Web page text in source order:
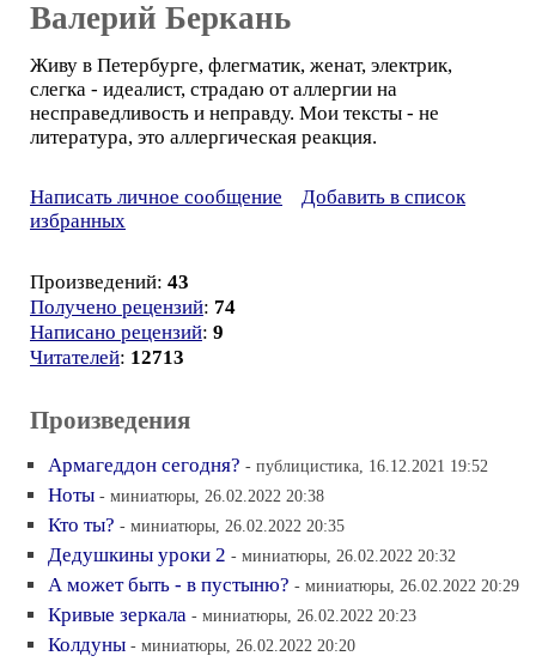
Валерий Беркань
Живу в Петербурге, флегматик, женат, электрик,
слегка - идеалист, страдаю от аллергии на
несправедливость и неправду. Мои тексты - не
литература, это аллергическая реакция.
Написать личное сообщение
Добавить в список
избранных
Произведений: 43
Получено рецензий: 74
Написано рецензий: 9
Читателей: 12713
Произведения
Армагеддон сегодня? - публицистика, 16.12.2021 19:52
Ноты - миниатюры, 26.02.2022 20:38
Кто ты? - миниатюры, 26.02.2022 20:35
Дедушкины уроки 2 - миниатюры, 26.02.2022 20:32
А может быть - в пустыню? - миниатюры, 26.02.2022 20:29
Кривые зеркала - миниатюры, 26.02.2022 20:23
Колдуны - миниатюры, 26.02.2022 20:20